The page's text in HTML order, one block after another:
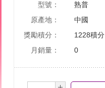
型號：
原產地：
獎勵積分：
月銷量：
熟普
中國
1228積分
0